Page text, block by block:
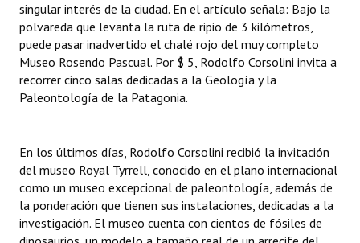
singular interés de la ciudad. En el artículo señala: Bajo la
polvareda que levanta la ruta de ripio de 3 kilómetros,
puede pasar inadvertido el chalé rojo del muy completo
Museo Rosendo Pascual. Por $ 5, Rodolfo Corsolini invita a
recorrer cinco salas dedicadas a la Geología y la
Paleontología de la Patagonia.
En los últimos días, Rodolfo Corsolini recibió la invitación
del museo Royal Tyrrell, conocido en el plano internacional
como un museo excepcional de paleontología, además de
la ponderación que tienen sus instalaciones, dedicadas a la
investigación. El museo cuenta con cientos de fósiles de